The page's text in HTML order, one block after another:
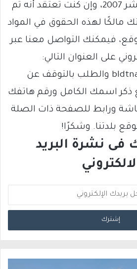
حقوق التأليف والنشر 2007، وإن كنت تعتقد أنه تم
مالكًا لهذه الحقوق في المواد
فيمكنك التواصل معنا عبر
على العنوان التالي:
bldtna3@gmail.com والطلب بالتوقف عن
ذكر اسمك الكامل ورقم هاتفك
ورابط للصفحة ذات الصلة
بلدتنا. وشكرًا!
فى نشرة البريد